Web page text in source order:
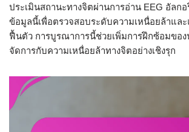
ประเมินสถานะทางจิตผ่านการอ่าน EEG อัลกอ
ข้อมูลนี้เพื่อตรวจสอบระดับความเหนื่อยล้าแล
ฟื้นตัว การบูรณาการนี้ช่วยเพิ่มการฝึกซ้อมขอ
จัดการกับความเหนื่อยล้าทางจิตอย่างเชิงรุก